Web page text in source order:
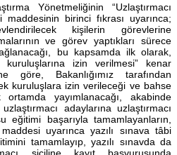
Olunur?
için
Yönetmeliğinin “Uzlaştırmacı
birinci fıkrası uyarınca;
kişilerin görevlerine
ve görev yaptıkları sürece
bu kapsamda ilk olarak,
kuruluşlarına izin verilmesi” kenar
göre, Bakanlığımız tarafından
kuruluşlara izin verileceği ve bahse
yayımlanacağı, akabinde
adaylarına uzlaştırmacı
başarıyla tamamlayanların,
uyarınca yazılı sınava tâbi
tamamlayıp, yazılı sınavda da
siciline kayıt başvurusunda